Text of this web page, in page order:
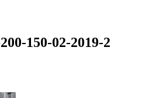
150-02-2019-2